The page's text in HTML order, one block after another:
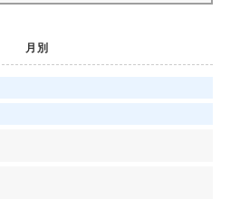
月別